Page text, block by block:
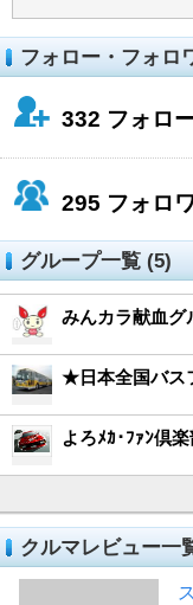
フォロー・フォロ
332 フォロ
295 フォロ
グループ一覧 (5)
みんカラ献血グ
★日本全国バス
よろﾒｶ･ﾌｧﾝ倶
クルマレビュー一